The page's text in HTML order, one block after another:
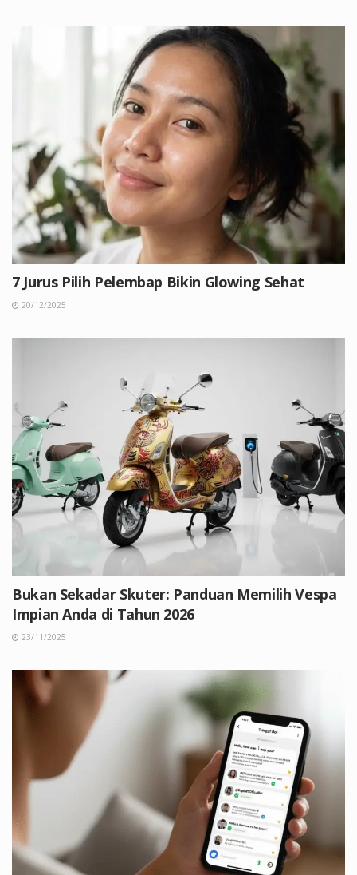
7 Jurus Pilih Pelembap Bikin Glowing Sehat
20/12/2025
Bukan Sekadar Skuter: Panduan Memilih Vespa
Impian Anda di Tahun 2026
23/11/2025